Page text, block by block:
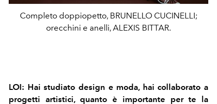
Completo doppiopetto, BRUNELLO CUCINELLI;
orecchini e anelli, ALEXIS BITTAR.
LOI: Hai studiato design e moda, hai collaborato a
progetti artistici, quanto è importante per te la